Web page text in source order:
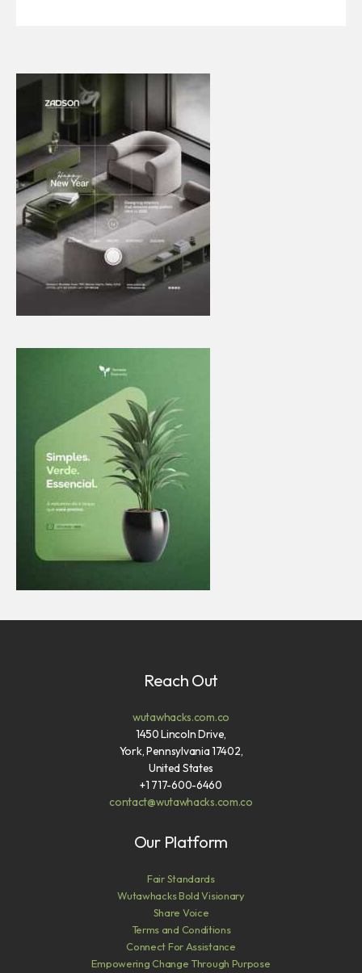
Reach Out
wutawhacks.com.co
1450 Lincoln Drive,
York, Pennsylvania 17402,
United States
+1 717-600-6460
contact@wutawhacks.com.co
Our Platform
Fair Standards
Wutawhacks Bold Visionary
Share Voice
Terms and Conditions
Connect For Assistance
Empowering Change Through Purpose